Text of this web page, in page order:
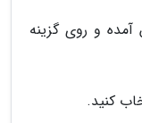
و روی گزینه